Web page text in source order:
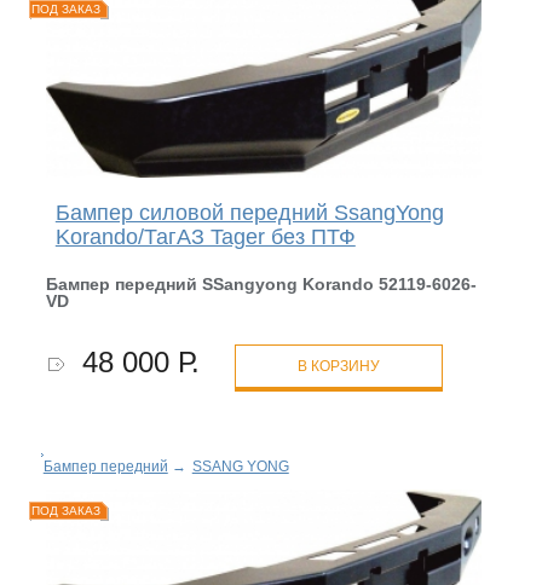
ПОД ЗАКАЗ
Бампер силовой передний SsangYong
Korando/ТагАЗ Tager без ПТФ
Бампер передний SSangyong Korando 52119-6026-
VD
48 000 Р. В КОРЗИНУ
Бампер передний → SSANG YONG
ПОД ЗАКАЗ